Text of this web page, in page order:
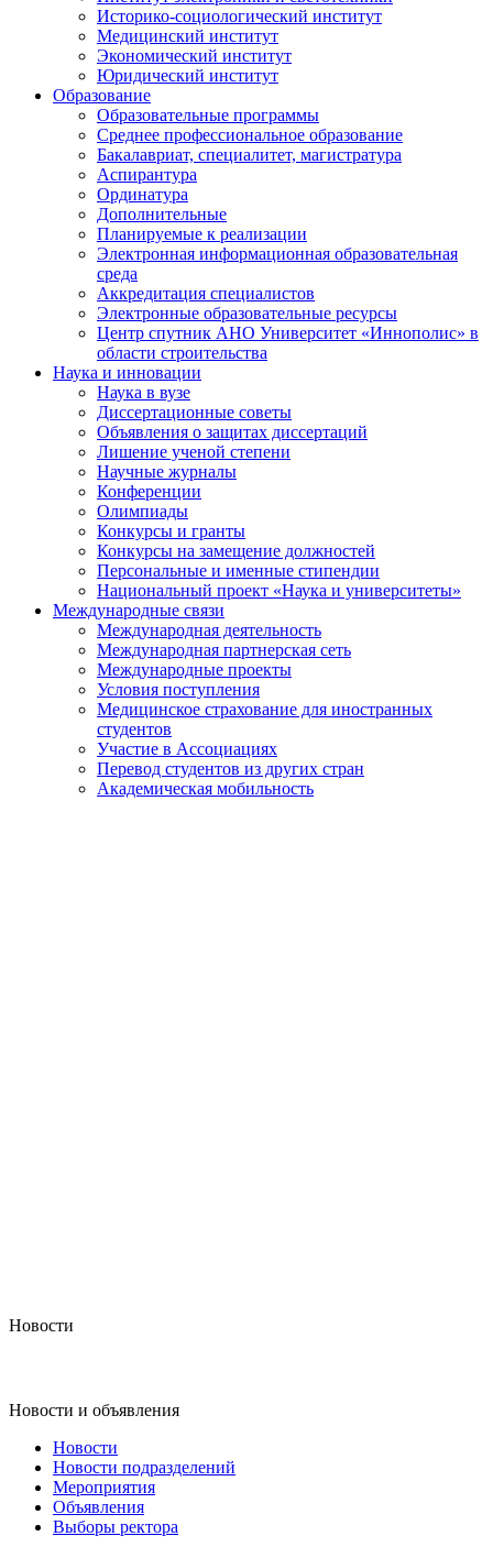
Историко-социологический институт
Медицинский институт
Экономический институт
Юридический институт
Образование
Образовательные программы
Среднее профессиональное образование
Бакалавриат, специалитет, магистратура
Аспирантура
Ординатура
Дополнительные
Планируемые к реализации
Электронная информационная образовательная
среда
Аккредитация специалистов
Электронные образовательные ресурсы
Центр спутник АНО Университет «Иннополис» в
области строительства
Наука и инновации
Наука в вузе
Диссертационные советы
Объявления о защитах диссертаций
Лишение ученой степени
Научные журналы
Конференции
Олимпиады
Конкурсы и гранты
Конкурсы на замещение должностей
Персональные и именные стипендии
Национальный проект «Наука и университеты»
Международные связи
Международная деятельность
Международная партнерская сеть
Международные проекты
Условия поступления
Медицинское страхование для иностранных
студентов
Участие в Ассоциациях
Перевод студентов из других стран
Академическая мобильность
Новости
Новости и объявления
Новости
Новости подразделений
Мероприятия
Объявления
Выборы ректора